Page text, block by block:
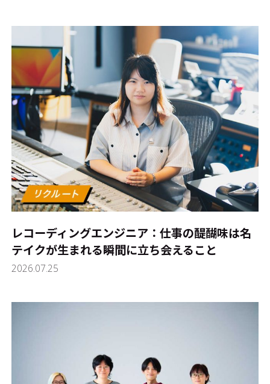
レコーディングエンジニア：仕事の醍醐味は名
テイクが生まれる瞬間に立ち会えること
2026.07.25